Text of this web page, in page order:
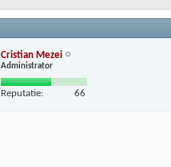
Cristian Mezei
Administrator
Reputatie: 66